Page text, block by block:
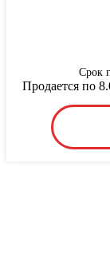
Срок
Продается по